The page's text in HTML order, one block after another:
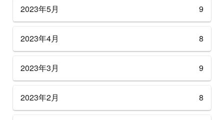
2023年5月 9
2023年4月 8
2023年3月 9
2023年2月 8